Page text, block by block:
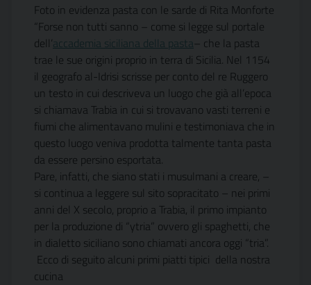
Foto in evidenza pasta con le sarde di Rita Monforte
“Forse non tutti sanno – come si legge sul portale
dell’accademia siciliana della pasta– che la pasta
trae le sue origini proprio in terra di Sicilia. Nel 1154
il geografo al-Idrisi scrisse per conto del re Ruggero
un testo in cui descriveva un luogo che già all’epoca
si chiamava Trabia in cui si trovavano vasti terreni e
fiumi che alimentavano mulini e testimoniava che in
questo luogo veniva prodotta talmente tanta pasta
da essere persino esportata.
Pare, infatti, che siano stati i musulmani a creare, –
si continua a leggere sul sito sopracitato – nei primi
anni del X secolo, proprio a Trabia, il primo impianto
per la produzione di “ytria” ovvero gli spaghetti, che
in dialetto siciliano sono chiamati ancora oggi “tria”.
Ecco di seguito alcuni primi piatti tipici della nostra
cucina